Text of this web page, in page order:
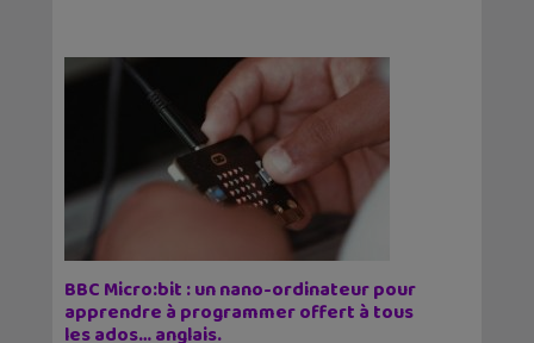
BBC Micro:bit : un nano-ordinateur pour
apprendre à programmer offert à tous
les ados… anglais.